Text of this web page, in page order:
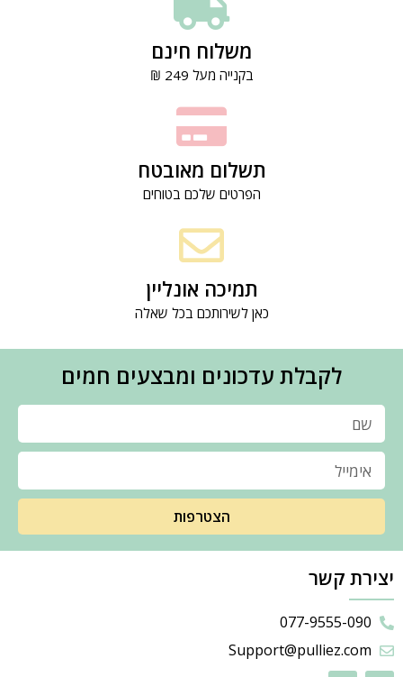
משלוח חינם
בקנייה מעל 249 ₪
תשלום מאובטח
הפרטים שלכם בטוחים
תמיכה אונליין
כאן לשירותכם בכל שאלה
לקבלת עדכונים ומבצעים חמים
הצטרפות
יצירת קשר
077-9555-090
Support@pulliez.com